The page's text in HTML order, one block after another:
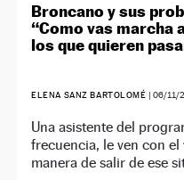
Broncano y sus
“Como vas marcha
los que quieren
ELENA SANZ BARTOLOMÉ | 06/11/
Una asistente del
frecuencia, le ven con
manera de salir de ese